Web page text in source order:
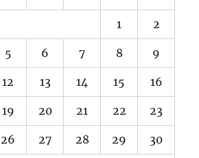
1 2
5 6 7 8 9
12 13 14 15 16
19 20 21 22 23
26 27 28 29 30